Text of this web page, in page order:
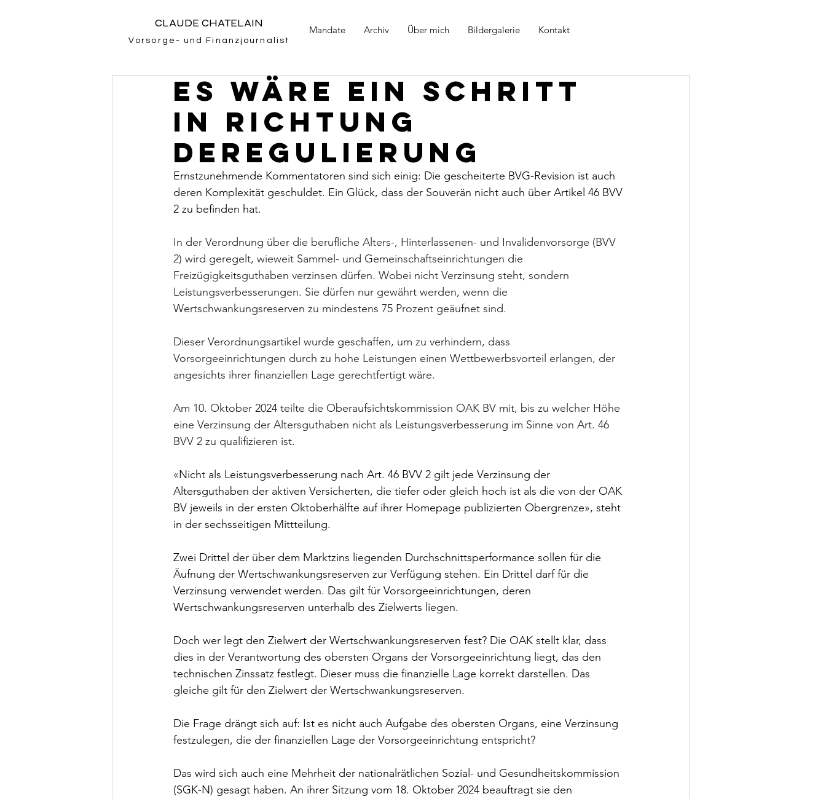
CLAUDE CHATELAIN
Mandate Archiv Über mich Bildergalerie Kontakt
Vorsorge- und Finanzjournalist
Es wäre ein Schritt
in Richtung
Deregulierung
Ernstzunehmende Kommentatoren sind sich einig: Die gescheiterte BVG-Revision ist auch
deren Komplexität geschuldet. Ein Glück, dass der Souverän nicht auch über Artikel 46 BVV
2 zu befinden hat.
In der Verordnung über die berufliche Alters-, Hinterlassenen- und Invalidenvorsorge (BVV
2) wird geregelt, wieweit Sammel- und Gemeinschaftseinrichtungen die
Freizügigkeitsguthaben verzinsen dürfen. Wobei nicht Verzinsung steht, sondern
Leistungsverbesserungen. Sie dürfen nur gewährt werden, wenn die
Wertschwankungsreserven zu mindestens 75 Prozent geäufnet sind.
Dieser Verordnungsartikel wurde geschaffen, um zu verhindern, dass
Vorsorgeeinrichtungen durch zu hohe Leistungen einen Wettbewerbsvorteil erlangen, der
angesichts ihrer finanziellen Lage gerechtfertigt wäre.
Am 10. Oktober 2024 teilte die Oberaufsichtskommission OAK BV mit, bis zu welcher Höhe
eine Verzinsung der Altersguthaben nicht als Leistungsverbesserung im Sinne von Art. 46
BVV 2 zu qualifizieren ist.
«Nicht als Leistungsverbesserung nach Art. 46 BVV 2 gilt jede Verzinsung der
Altersguthaben der aktiven Versicherten, die tiefer oder gleich hoch ist als die von der OAK
BV jeweils in der ersten Oktoberhälfte auf ihrer Homepage publizierten Obergrenze», steht
in der sechsseitigen Mittteilung.
Zwei Drittel der über dem Marktzins liegenden Durchschnittsperformance sollen für die
Äufnung der Wertschwankungsreserven zur Verfügung stehen. Ein Drittel darf für die
Verzinsung verwendet werden. Das gilt für Vorsorgeeinrichtungen, deren
Wertschwankungsreserven unterhalb des Zielwerts liegen.
Doch wer legt den Zielwert der Wertschwankungsreserven fest? Die OAK stellt klar, dass
dies in der Verantwortung des obersten Organs der Vorsorgeeinrichtung liegt, das den
technischen Zinssatz festlegt. Dieser muss die finanzielle Lage korrekt darstellen. Das
gleiche gilt für den Zielwert der Wertschwankungsreserven.
Die Frage drängt sich auf: Ist es nicht auch Aufgabe des obersten Organs, eine Verzinsung
festzulegen, die der finanziellen Lage der Vorsorgeeinrichtung entspricht?
Das wird sich auch eine Mehrheit der nationalrätlichen Sozial- und Gesundheitskommission
(SGK-N) gesagt haben. An ihrer Sitzung vom 18. Oktober 2024 beauftragt sie den